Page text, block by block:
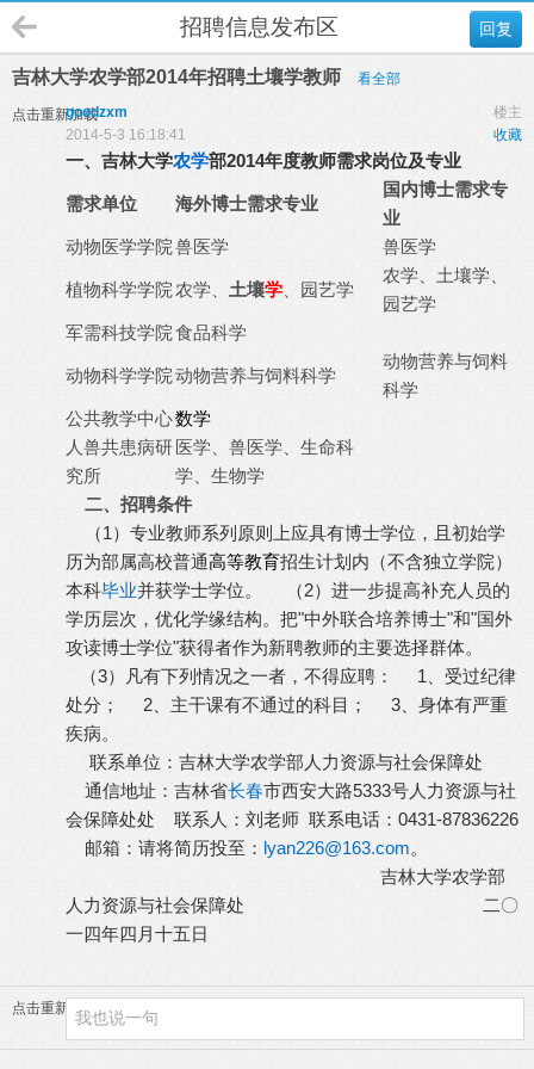
回复
招聘信息发布区
吉林大学农学部2014年招聘土壤学教师 看全部
点击重新加载 楼主
goodzxm
收藏
2014-5-3 16:18:41
一、吉林大学农学部2014年度教师需求岗位及专业
需求单位 海外博士需求专业
国内博士需求专
业
动物医学学院兽医学 兽医学
植物科学学院 农学、 土壤学 、园艺学
农学、土壤学、
园艺学
军需科技学院食品科学
动物科学学院动物营养与饲料科学
动物营养与饲料
科学
公共教学中心数学
人兽共患病研
究所
医学、兽医学、生命科
学、生物学
二、 招聘条件
（1）专业教师系列原则上应具有博士学位，且初始学
历为部属高校普通高等教育招生计划内（不含独立学院）
本科毕业并获学士学位。 （2）进一步提高补充人员的
学历层次，优化学缘结构。把"中外联合培养博士"和"国外
攻读博士学位"获得者作为新聘教师的主要选择群体。
（3）凡有下列情况之一者，不得应聘： 1、受过纪律
处分； 2、主干课有不通过的科目； 3、身体有严重
疾病。
联系单位：吉林大学农学部人力资源与社会保障处
通信地址：吉林省长春市西安大路5333号人力资源与社
会保障处处 联系人：刘老师 联系电话：0431-87836226
邮箱：请将简历投至： lyan226@163.com。
吉林大学农学部
人力资源与社会保障处 二〇
一四年四月十五日
点击重新加载